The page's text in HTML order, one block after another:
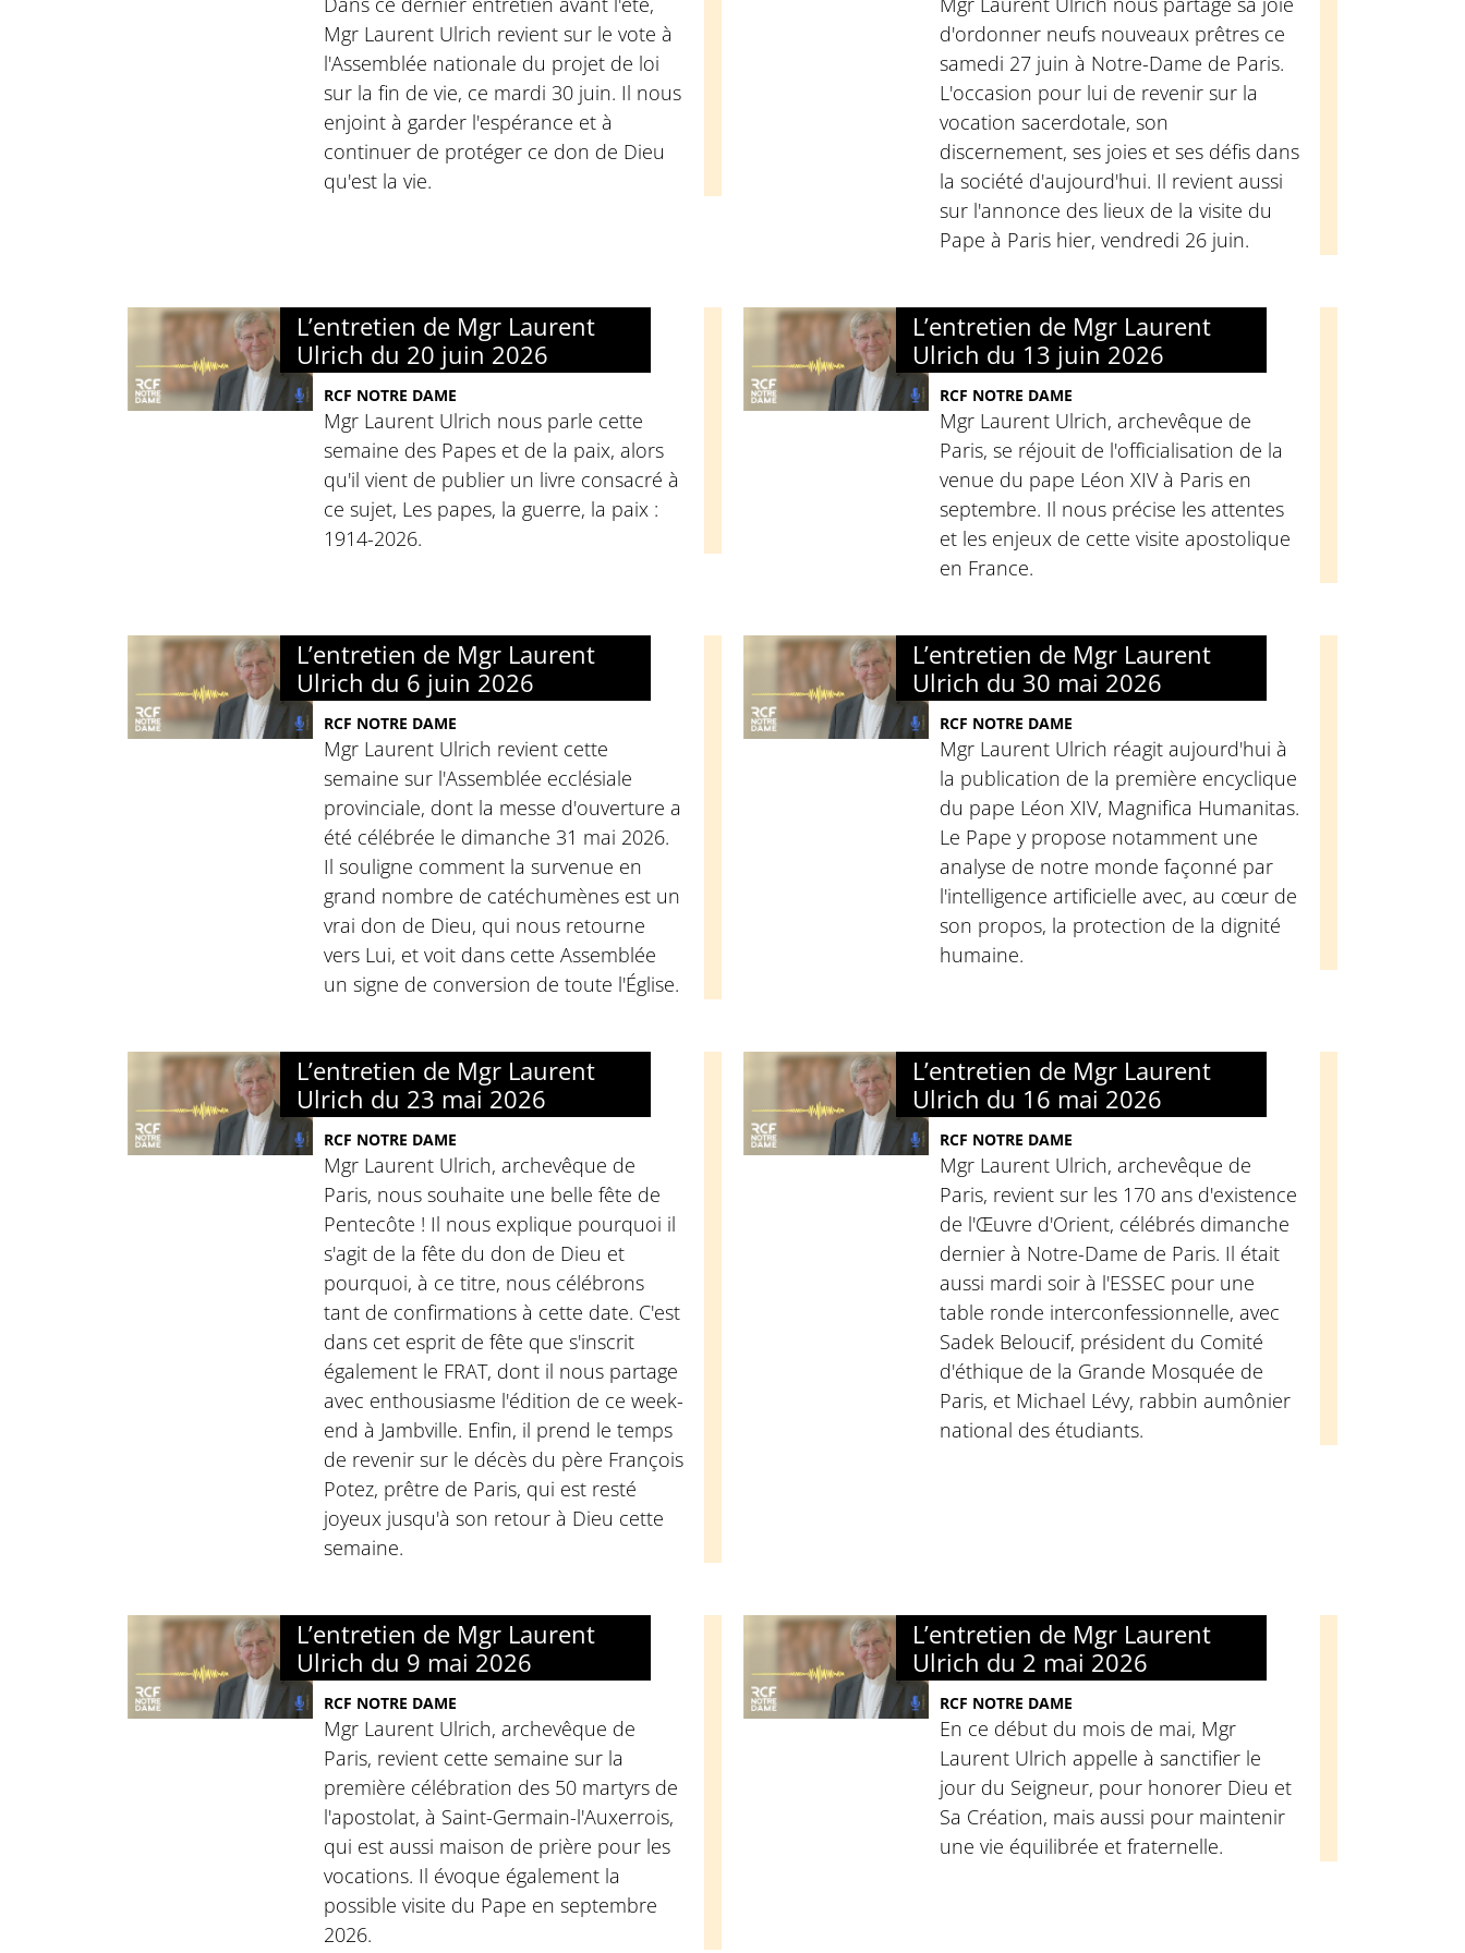
Mgr Laurent Ulrich revient sur le vote à
l'Assemblée nationale du projet de loi
sur la fin de vie, ce mardi 30 juin. Il nous
enjoint à garder l'espérance et à
continuer de protéger ce don de Dieu
qu'est la vie.
d'ordonner neufs nouveaux prêtres ce
samedi 27 juin à Notre-Dame de Paris.
L'occasion pour lui de revenir sur la
vocation sacerdotale, son
discernement, ses joies et ses défis dans
la société d'aujourd'hui. Il revient aussi
sur l'annonce des lieux de la visite du
Pape à Paris hier, vendredi 26 juin.
L’entretien de Mgr Laurent
Ulrich du 20 juin 2026
RCF NOTRE DAME
Mgr Laurent Ulrich nous parle cette
semaine des Papes et de la paix, alors
qu'il vient de publier un livre consacré à
ce sujet, Les papes, la guerre, la paix :
1914-2026.
L’entretien de Mgr Laurent
Ulrich du 13 juin 2026
RCF NOTRE DAME
Mgr Laurent Ulrich, archevêque de
Paris, se réjouit de l'officialisation de la
venue du pape Léon XIV à Paris en
septembre. Il nous précise les attentes
et les enjeux de cette visite apostolique
en France.
L’entretien de Mgr Laurent
Ulrich du 6 juin 2026
RCF NOTRE DAME
Mgr Laurent Ulrich revient cette
semaine sur l'Assemblée ecclésiale
provinciale, dont la messe d'ouverture a
été célébrée le dimanche 31 mai 2026.
Il souligne comment la survenue en
grand nombre de catéchumènes est un
vrai don de Dieu, qui nous retourne
vers Lui, et voit dans cette Assemblée
un signe de conversion de toute l'Église.
L’entretien de Mgr Laurent
Ulrich du 30 mai 2026
RCF NOTRE DAME
Mgr Laurent Ulrich réagit aujourd'hui à
la publication de la première encyclique
du pape Léon XIV, Magnifica Humanitas.
Le Pape y propose notamment une
analyse de notre monde façonné par
l'intelligence artificielle avec, au cœur de
son propos, la protection de la dignité
humaine.
L’entretien de Mgr Laurent
Ulrich du 23 mai 2026
RCF NOTRE DAME
Mgr Laurent Ulrich, archevêque de
Paris, nous souhaite une belle fête de
Pentecôte ! Il nous explique pourquoi il
s'agit de la fête du don de Dieu et
pourquoi, à ce titre, nous célébrons
tant de confirmations à cette date. C'est
dans cet esprit de fête que s'inscrit
également le FRAT, dont il nous partage
avec enthousiasme l'édition de ce week-
end à Jambville. Enfin, il prend le temps
de revenir sur le décès du père François
Potez, prêtre de Paris, qui est resté
joyeux jusqu'à son retour à Dieu cette
semaine.
L’entretien de Mgr Laurent
Ulrich du 16 mai 2026
RCF NOTRE DAME
Mgr Laurent Ulrich, archevêque de
Paris, revient sur les 170 ans d'existence
de l'Œuvre d'Orient, célébrés dimanche
dernier à Notre-Dame de Paris. Il était
aussi mardi soir à l'ESSEC pour une
table ronde interconfessionnelle, avec
Sadek Beloucif, président du Comité
d'éthique de la Grande Mosquée de
Paris, et Michael Lévy, rabbin aumônier
national des étudiants.
L’entretien de Mgr Laurent
Ulrich du 9 mai 2026
RCF NOTRE DAME
Mgr Laurent Ulrich, archevêque de
Paris, revient cette semaine sur la
première célébration des 50 martyrs de
l'apostolat, à Saint-Germain-l'Auxerrois,
qui est aussi maison de prière pour les
vocations. Il évoque également la
possible visite du Pape en septembre
2026.
L’entretien de Mgr Laurent
Ulrich du 2 mai 2026
RCF NOTRE DAME
En ce début du mois de mai, Mgr
Laurent Ulrich appelle à sanctifier le
jour du Seigneur, pour honorer Dieu et
Sa Création, mais aussi pour maintenir
une vie équilibrée et fraternelle.